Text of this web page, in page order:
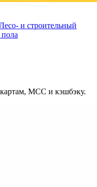
и строительный
MCC и кэшбэку.